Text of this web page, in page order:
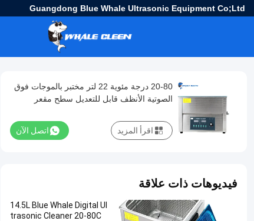
Guangdong Blue Whale Ultrasonic Equipment Co;Ltd
20-80 درجة مئوية 22 لتر مختبر بالموجات فوق
الصوتية الأنظف قابل للتعديل سطح مقعر
اتصل الآن اقرأ المزيد
فيديوهات ذات علاقة
14.5L Blue Whale Digital Ul
trasonic Cleaner 20-80C